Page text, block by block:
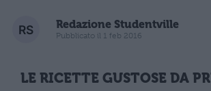
Redazione Studentville
Pubblicato il 1 feb 2016
LE RICETTE GUSTOSE DA